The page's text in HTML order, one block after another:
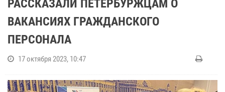
РАССКАЗАЛИ ПЕТЕРБУРЖЦАМ О
ВАКАНСИЯХ ГРАЖДАНСКОГО
ПЕРСОНАЛА
17 октября 2023, 10:47